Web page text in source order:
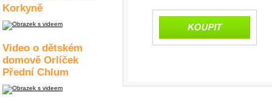
Korkyně
Video o dětském
domově Orlíček
Přední Chlum